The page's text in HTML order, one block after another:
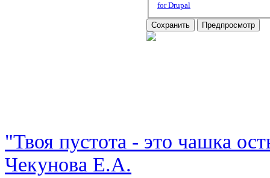
for Drupal
"Твоя пустота - это чашка
Чекунова Е.А.